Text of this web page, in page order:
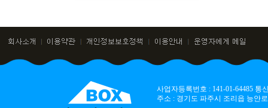
사업자등록번호 : 141-01-64485
주소 : 경기도 파주시 조리읍 능안